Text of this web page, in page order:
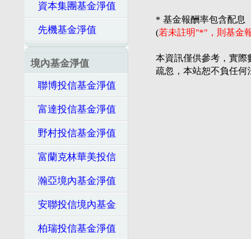
資本集團基金淨值
先機基金淨值
境內基金淨值
聯博投信基金淨值
富達投信基金淨值
野村投信基金淨值
富蘭克林華美投信
瀚亞境內基金淨值
安聯投信境內基金
柏瑞投信基金淨值
* 基金報酬率包含配息
(若未註明"*"，則基金
本資訊僅供參考，實際
疏忽，本站恕不負任何